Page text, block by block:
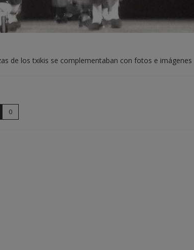
de los txikis se complementaban con fotos e imágenes
0